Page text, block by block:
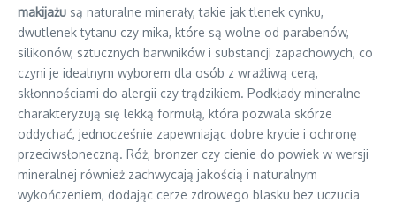
makijażu są naturalne minerały, takie jak tlenek cynku,
dwutlenek tytanu czy mika, które są wolne od parabenów,
silikonów, sztucznych barwników i substancji zapachowych, co
czyni je idealnym wyborem dla osób z wrażliwą cerą,
skłonnościami do alergii czy trądzikiem. Podkłady mineralne
charakteryzują się lekką formułą, która pozwala skórze
oddychać, jednocześnie zapewniając dobre krycie i ochronę
przeciwsłoneczną. Róż, bronzer czy cienie do powiek w wersji
mineralnej również zachwycają jakością i naturalnym
wykończeniem, dodając cerze zdrowego blasku bez uczucia